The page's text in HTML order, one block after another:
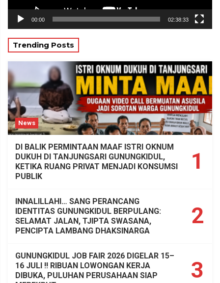
00:00 02:38:33
Trending Posts
News
1
DI BALIK PERMINTAAN MAAF ISTRI OKNUM
DUKUH DI TANJUNGSARI GUNUNGKIDUL,
KETIKA RUANG PRIVAT MENJADI KONSUMSI
PUBLIK
2
INNALILLAHI… SANG PERANCANG
IDENTITAS GUNUNGKIDUL BERPULANG:
SELAMAT JALAN, TJIPTA SWASANA,
PENCIPTA LAMBANG DHAKSINARGA
3
GUNUNGKIDUL JOB FAIR 2026 DIGELAR 15–
16 JULI !! RIBUAN LOWONGAN KERJA
DIBUKA, PULUHAN PERUSAHAAN SIAP